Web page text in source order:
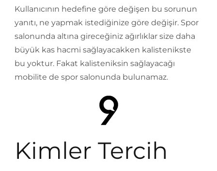
Kullanıcının hedefine göre değişen bu sorunun
yanıtı, ne yapmak istediğinize göre değişir. Spor
salonunda altına gireceğiniz ağırlıklar size daha
büyük kas hacmi sağlayacakken kalistenikste
bu yoktur. Fakat kalisteniksin sağlayacağı
mobilite de spor salonunda bulunamaz.
Kimler Tercih